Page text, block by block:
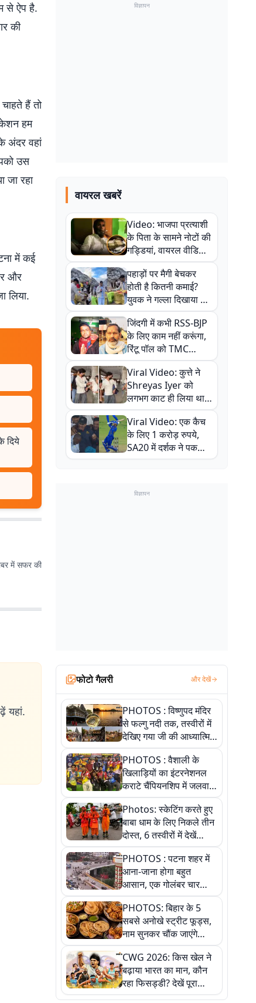
से ऐप है.
की
हैं तो
हम
अंदर वहां
उस
जा रहा
में कई
और
लिया.
दिये
में सफर की
यहां.
विज्ञापन
वायरल खबरें
Video: भाजपा प्रत्याशी
के पिता के सामने नोटों की
गड्डियां, वायरल वीडियो
से राजनीति में उबाल,
अजित महतो बोले- TMC
की गंदी चाल
पहाड़ों पर मैगी बेचकर
होती है कितनी कमाई?
युवक ने गल्ला दिखाया तो
नौकरी वालों के खड़े हो गए
कान
जिंदगी में कभी RSS-BJP
के लिए काम नहीं करूंगा,
रिंटू पॉल को TMC
ऑफिस में ले जाकर पीटा,
Video वायरल
Viral Video: कुत्ते ने
Shreyas Iyer को
लगभग काट ही लिया था,
न्यूजीलैंड सीरीज से पहले
बाल-बाल बचे
Viral Video: एक कैच
के लिए 1 करोड़ रुपये,
SA20 में दर्शक ने पकड़ा
एक हाथ से गजब का कैच
विज्ञापन
फोटो गैलरी और देखें
PHOTOS : विष्णुपद मंदिर
से फल्गु नदी तक, तस्वीरों में
देखिए गया जी की आध्यात्मिक
पहचान
PHOTOS : वैशाली के
खिलाड़ियों का इंटरनेशनल
कराटे चैंपियनशिप में जलवा,
जीते 9 पदक, पांच तस्वीर से
देखिए पूरा खेल
Photos: स्केटिंग करते हुए
बाबा धाम के लिए निकले तीन
दोस्त, 6 तस्वीरों में देखें
आस्था और जुनून की कहानी
PHOTOS : पटना शहर में
आना-जाना होगा बहुत
आसान, एक गोलंबर चार
फ्लाईओवर को जोड़ेगा
PHOTOS: बिहार के 5
सबसे अनोखे स्ट्रीट फूड्स,
नाम सुनकर चौंक जाएंगे
लेकिन स्वाद ऐसा कि बार-बार
खाने का करेगा मन
CWG 2026: किस खेल ने
बढ़ाया भारत का मान, कौन
रहा फिसड्डी? देखें पूरा
रिपोर्ट कार्ड